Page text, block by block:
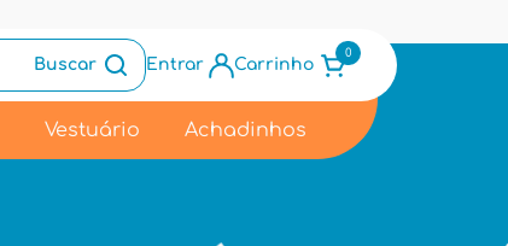
Buscar Entrar Carrinho
0
Vestuário Achadinhos